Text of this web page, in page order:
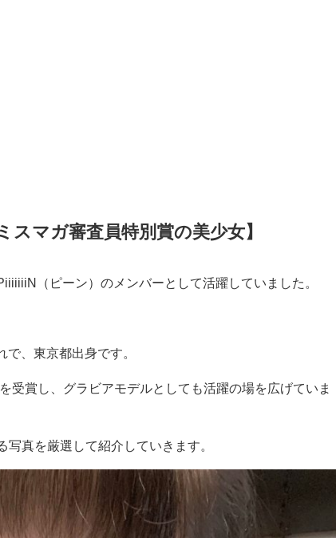
スマガ審査員特別賞の美少女】
（ピーン）のメンバーとして活躍していました。
、東京都出身です。
受賞し、グラビアモデルとしても活躍の場を広げていま
真を厳選して紹介していきます。